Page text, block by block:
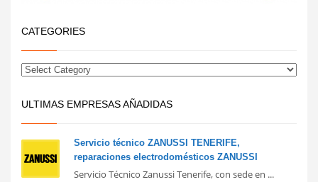
CATEGORIES
ULTIMAS EMPRESAS AÑADIDAS
Servicio técnico ZANUSSI TENERIFE,
reparaciones electrodomésticos ZANUSSI
Servicio Técnico Zanussi Tenerife, con sede en ...